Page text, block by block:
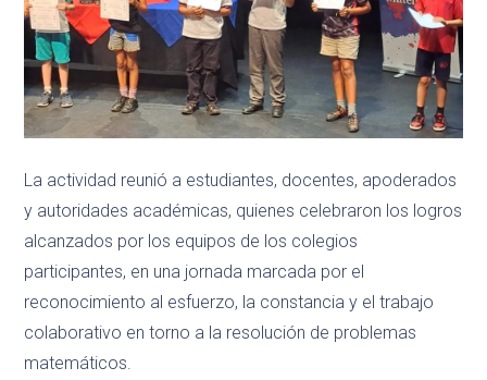
La actividad reunió a estudiantes, docentes, apoderados
y autoridades académicas, quienes celebraron los logros
alcanzados por los equipos de los colegios
participantes, en una jornada marcada por el
reconocimiento al esfuerzo, la constancia y el trabajo
colaborativo en torno a la resolución de problemas
matemáticos.